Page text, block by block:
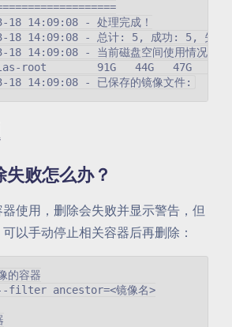
18 14:09:08 - 处理完成！
18 14:09:08 - 总计: 5, 成功: 5, 失
18 14:09:08 - 当前磁盘空间使用情况:
root        91G   44G   47G
失败怎么办？
使用，删除会失败并显示警告，但
以手动停止相关容器后再删除：
的容器
filter ancestor=<镜像名>